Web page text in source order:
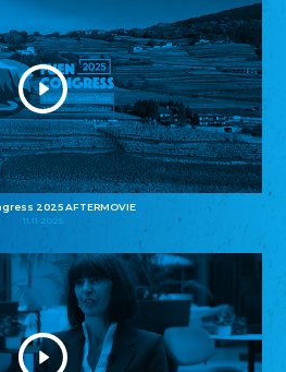
2025 AFTERMOVIE
11.11.2025